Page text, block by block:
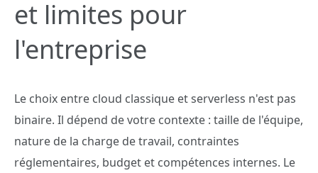
et limites pour
l'entreprise
Le choix entre cloud classique et serverless n'est pas
binaire. Il dépend de votre contexte : taille de l'équipe,
nature de la charge de travail, contraintes
réglementaires, budget et compétences internes. Le